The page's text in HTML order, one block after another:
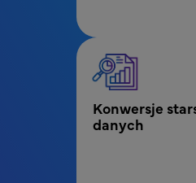
Konwersje
danych